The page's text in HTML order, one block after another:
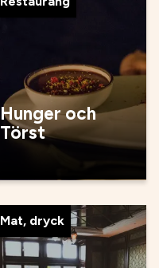
Hunger och
Törst
Mat, dryck